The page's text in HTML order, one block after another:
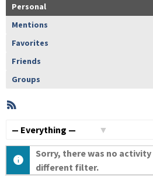
Personal
Mentions
Favorites
Friends
Groups
Member
Activities
Sorry, there was no
different filter.